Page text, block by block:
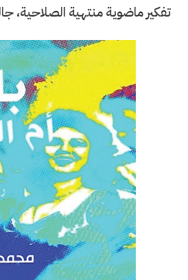
تفكير ماضوية منتهية الصلاحية،